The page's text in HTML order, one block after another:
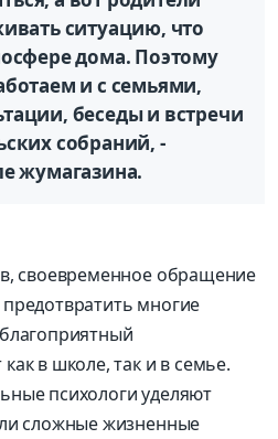
ситуацию, что
дома. Поэтому
и с семьями,
беседы и встречи
собраний, -
жумагазина.
своевременное обращение
многие
в школе, так и в семье.
психологи уделяют
сложные жизненные